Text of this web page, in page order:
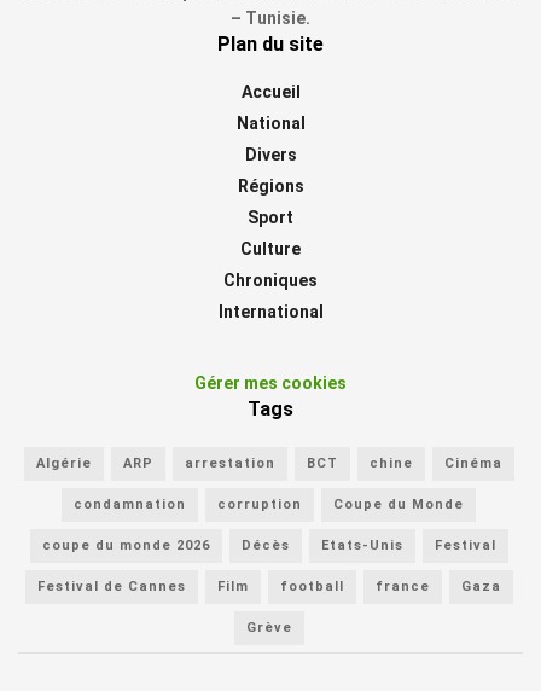
– Tunisie.
Plan du site
Accueil
National
Divers
Régions
Sport
Culture
Chroniques
International
Gérer mes cookies
Tags
Algérie ARP arrestation BCT chine Cinéma
condamnation corruption Coupe du Monde
coupe du monde 2026 Décès Etats-Unis Festival
Festival de Cannes Film football france Gaza
Grève